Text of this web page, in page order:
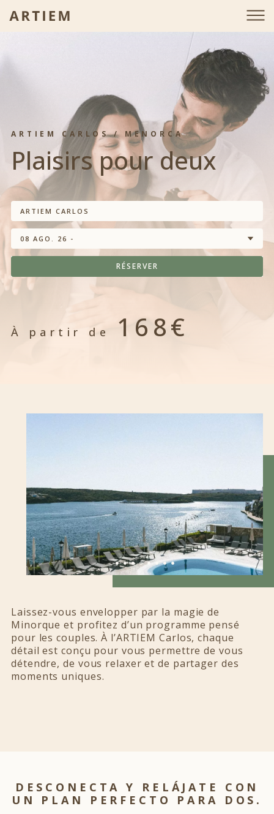
ARTIEM CARLOS / MENORCA
Plaisirs pour deux
ARTIEM CARLOS
08 AGO. 26 -
RÉSERVER
À partir de 168€
Laissez-vous envelopper par la magie de
Minorque et profitez d’un programme pensé
pour les couples. À l’ARTIEM Carlos, chaque
détail est conçu pour vous permettre de vous
détendre, de vous relaxer et de partager des
moments uniques.
DESCONECTA Y RELÁJATE CON
UN PLAN PERFECTO PARA DOS.